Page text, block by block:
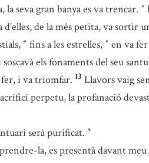
seva gran banya es va trencar. *
d’elles, de la més petita, va sortir
* fins a les estrelles, * en va
soscavà els fonaments del seu
i va triomfar. 13 Llavors vaig
perpetu, la profanació
serà purificat. *
la, es presentà davant meu